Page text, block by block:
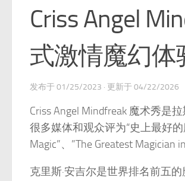
Criss Angel
式激情魔幻体
发布于 01/25/2023 · 更新于 04/22/2026
Criss Angel Mindfreak 魔术秀是
很多媒体和观众评为“史上最好的
Magic”、”The Greatest Magician
克里斯·安吉尔是世界排名前五